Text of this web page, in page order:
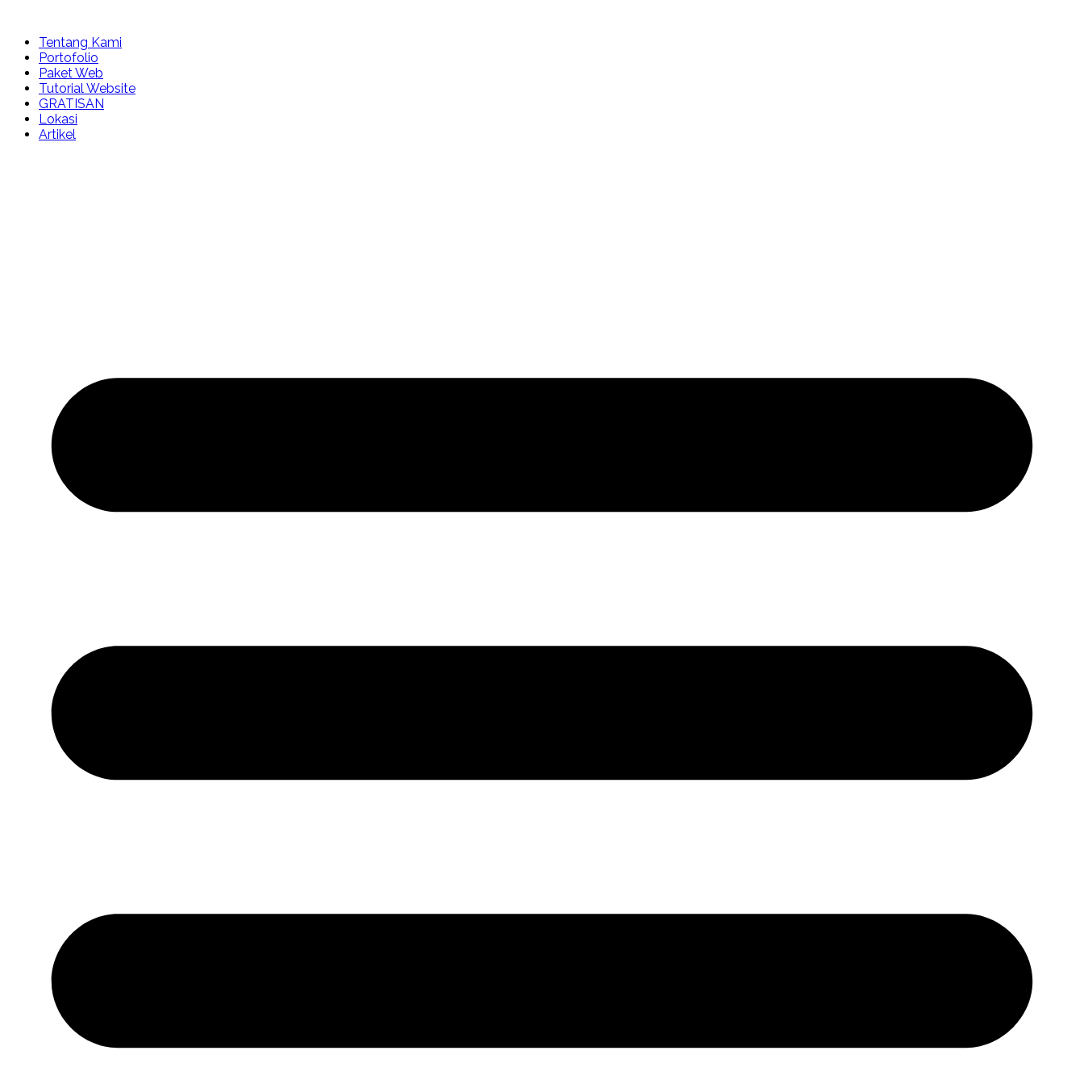
Tentang Kami
Portofolio
Paket Web
Tutorial Website
GRATISAN
Lokasi
Artikel